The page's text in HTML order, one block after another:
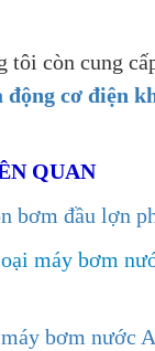
tôi còn cung
cơ điện
QUAN
bơm đầu lợn
máy bơm
bơm nước